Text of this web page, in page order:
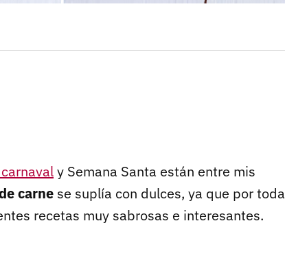
y Semana Santa están entre mis
carne se suplía con dulces, ya que por toda
recetas muy sabrosas e interesantes.